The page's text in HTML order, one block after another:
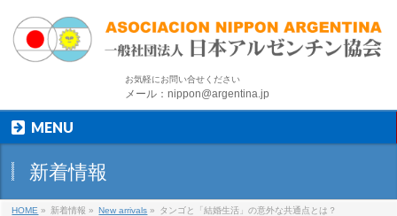
お気軽にお問い合せください
メール：nippon@argentina.jp
MENU
新着情報
HOME » 新着情報 » New arrivals » タンゴと「結婚生活」の意外な共通点とは？